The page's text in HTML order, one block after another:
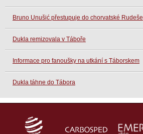
Bruno Unušić přestupuje do chorvatské Rudeše
Dukla remizovala v Táboře
Informace pro fanoušky na utkání s Táborskem
Dukla táhne do Tábora